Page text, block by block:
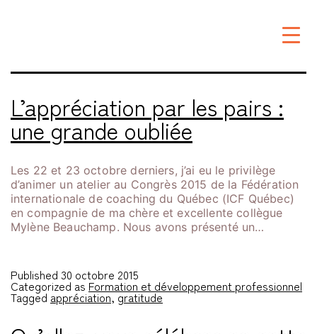
L’appréciation par les pairs :
une grande oubliée
Les 22 et 23 octobre derniers, j’ai eu le privilège
d’animer un atelier au Congrès 2015 de la Fédération
internationale de coaching du Québec (ICF Québec)
en compagnie de ma chère et excellente collègue
Mylène Beauchamp. Nous avons présenté un…
Published 30 octobre 2015
Categorized as Formation et développement professionnel
Tagged appréciation,gratitude